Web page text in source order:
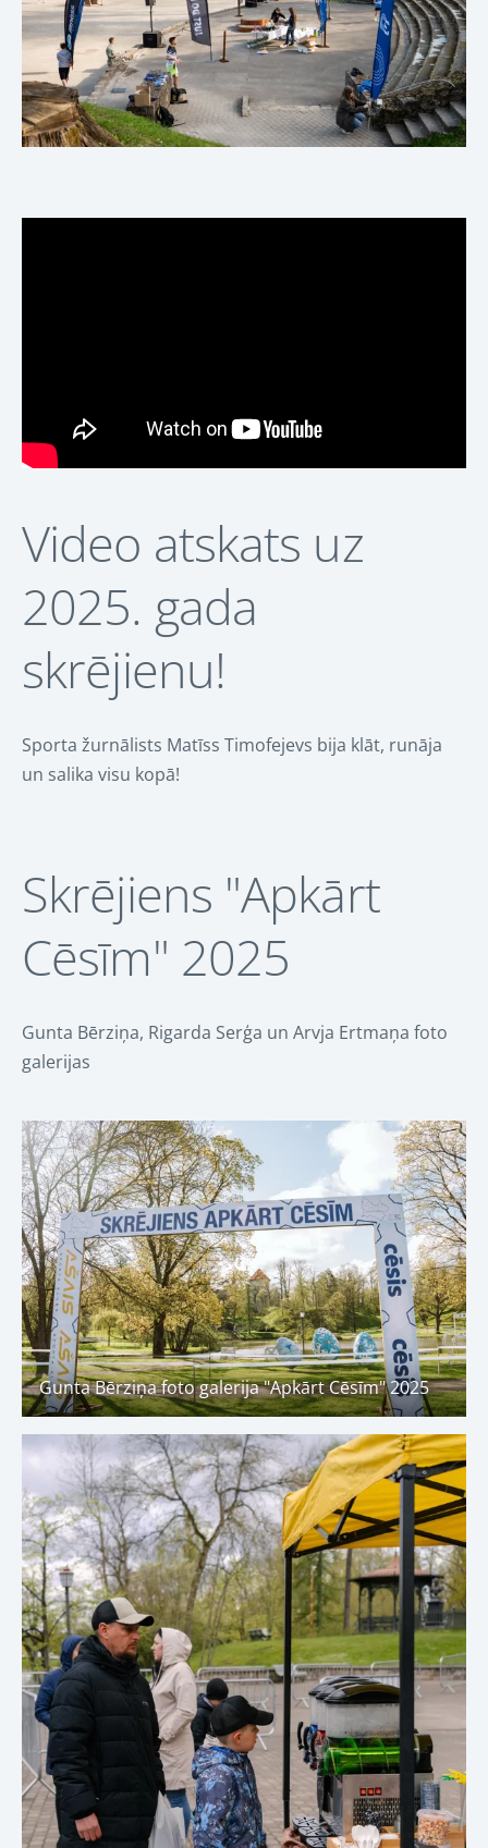
Video atskats uz
2025. gada
skrējienu!
Sporta žurnālists Matīss Timofejevs bija klāt, runāja
un salika visu kopā!
Skrējiens "Apkārt
Cēsīm" 2025
Gunta Bērziņa, Rigarda Serģa un Arvja Ertmaņa foto
galerijas
Gunta Bērziņa foto galerija "Apkārt Cēsīm" 2025